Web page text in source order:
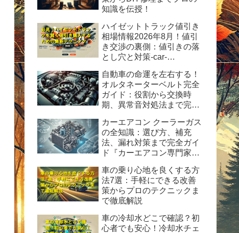
知識を伝授！
ハイゼットトラック値引き
相場情報2026年8月！値引
き交渉の裏側：値引きの落
とし穴と対策-car-
自動車の命運を左右する！
オルタネーターベルト完全
ガイド：役割から交換時
期、異常音対処法まで完全
カーエアコン クーラーガス
の全知識：選び方、補充
法、漏れ対策まで完全ガイ
ド『カーエアコン専門家が
全ガイド：安全性、経済
性、および運用のヒント』
車の乗り心地を良くする方
法7選：手軽にできる改善
策からプロのテクニックま
で徹底解説
車の冷却水どこで確認？初
心者でも安心！冷却水チェ